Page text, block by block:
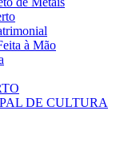
à Mão
DE CULTURA